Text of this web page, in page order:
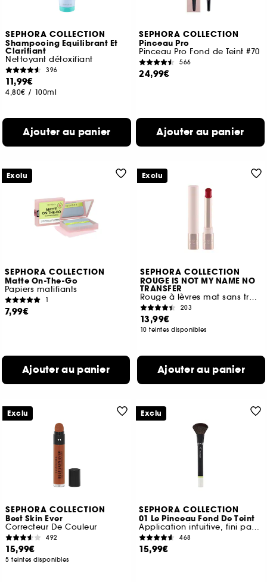
SEPHORA COLLECTION
Shampooing Equilibrant Et
Clarifiant
Nettoyant détoxifiant
396
11,99€
4,80€ / 100ml
Ajouter au panier
SEPHORA COLLECTION
Pinceau Pro
Pinceau Pro Fond de Teint #70
566
24,99€
Ajouter au panier
SEPHORA COLLECTION
Matte On-The-Go
Papiers matifiants
1
7,99€
Ajouter au panier
Exclu
SEPHORA COLLECTION
ROUGE IS NOT MY NAME NO
TRANSFER
Rouge à lèvres mat sans transfert
203
13,99€
10 teintes disponibles
Ajouter au panier
Exclu
SEPHORA COLLECTION
Best Skin Ever
Correcteur De Couleur
492
15,99€
5 teintes disponibles
Exclu
SEPHORA COLLECTION
01 Le Pinceau Fond De Teint
Application intuitive, fini parfait
468
15,99€
Exclu